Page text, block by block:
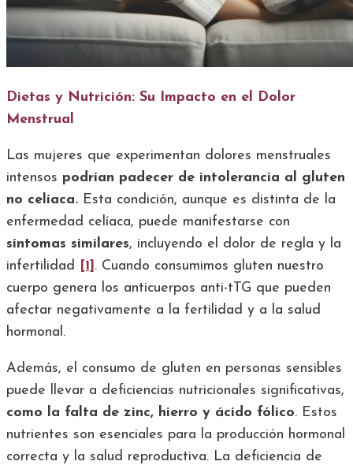
Dietas y Nutrición: Su Impacto en el Dolor
Menstrual
Las mujeres que experimentan dolores menstruales
intensos podrían padecer de intolerancia al gluten
no celíaca. Esta condición, aunque es distinta de la
enfermedad celíaca, puede manifestarse con
síntomas similares, incluyendo el dolor de regla y la
infertilidad [1] . Cuando consumimos gluten nuestro
cuerpo genera los anticuerpos anti-tTG que pueden
afectar negativamente a la fertilidad y a la salud
hormonal.
Además, el consumo de gluten en personas sensibles
puede llevar a deficiencias nutricionales significativas,
como la falta de zinc, hierro y ácido fólico. Estos
nutrientes son esenciales para la producción hormonal
correcta y la salud reproductiva. La deficiencia de